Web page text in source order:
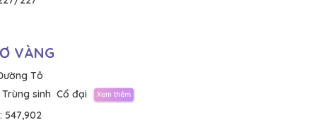
VÀNG
Tô
Trùng sinh Cổ đại
547,902